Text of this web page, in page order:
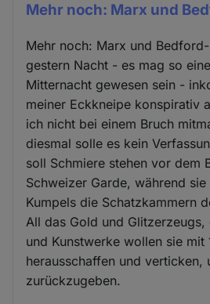
Mehr noch: Marx und
Mehr noch: Marx und
gestern Nacht - es mag so
Mitternacht gewesen sein -
meiner Eckkneipe konspirativ
ich nicht bei einem Bruch
diesmal solle es kein
soll Schmiere stehen vor dem
Schweizer Garde, während
Kumpels die Schatzkammern
All das Gold und
und Kunstwerke wollen sie mit
herausschaffen und verticken,
zurückzugeben.